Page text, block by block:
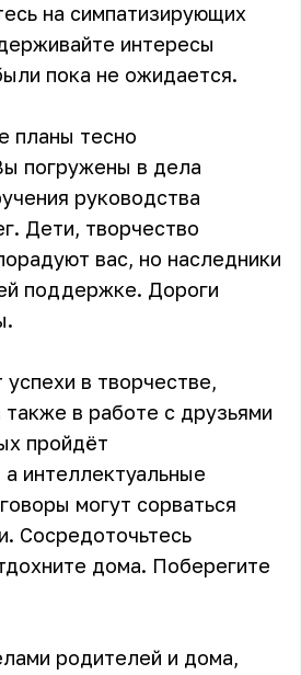
на симпатизирующих
интересы
пока не ожидается.
планы тесно
погружены в дела
руководства
Дети, творчество
вас, но наследники
поддержке. Дороги
в творчестве,
в работе с друзьями
пройдёт
интеллектуальные
могут сорваться
Сосредоточьтесь
дома. Поберегите
родителей и дома,